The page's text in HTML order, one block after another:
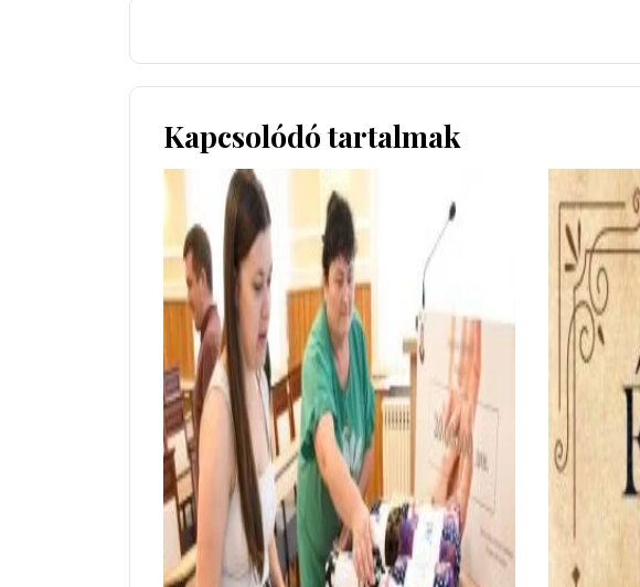
Kapcsolódó tartalmak